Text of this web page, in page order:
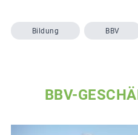
Bildung BBV
BBV-